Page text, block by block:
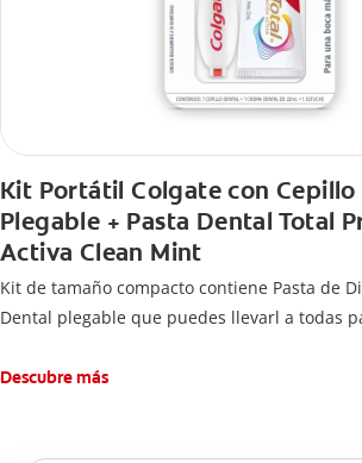
Kit Portátil Colgate con Cepillo
Plegable + Pasta Dental Total
Activa Clean Mint
Kit de tamaño compacto contiene Pasta de
Dental plegable que puedes llevarl a todas
Descubre más